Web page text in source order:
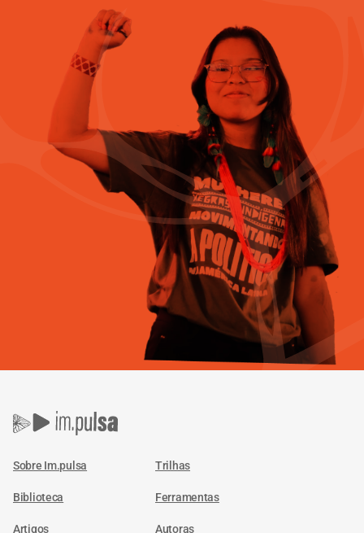
Sobre Im.pulsa Trilhas
Biblioteca Ferramentas
Artigos Autoras